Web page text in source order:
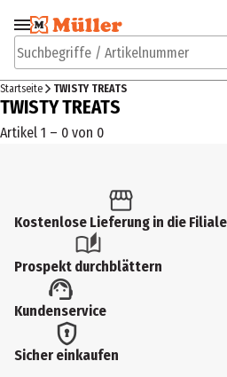
Zur Navigation
springen
Suchbegriffe / Artikelnummer
Startseite TWISTY TREATS
TWISTY TREATS
Artikel 1 – 0 von 0
Kostenlose Lieferung in die Filiale
Prospekt durchblättern
Kundenservice
Sicher einkaufen